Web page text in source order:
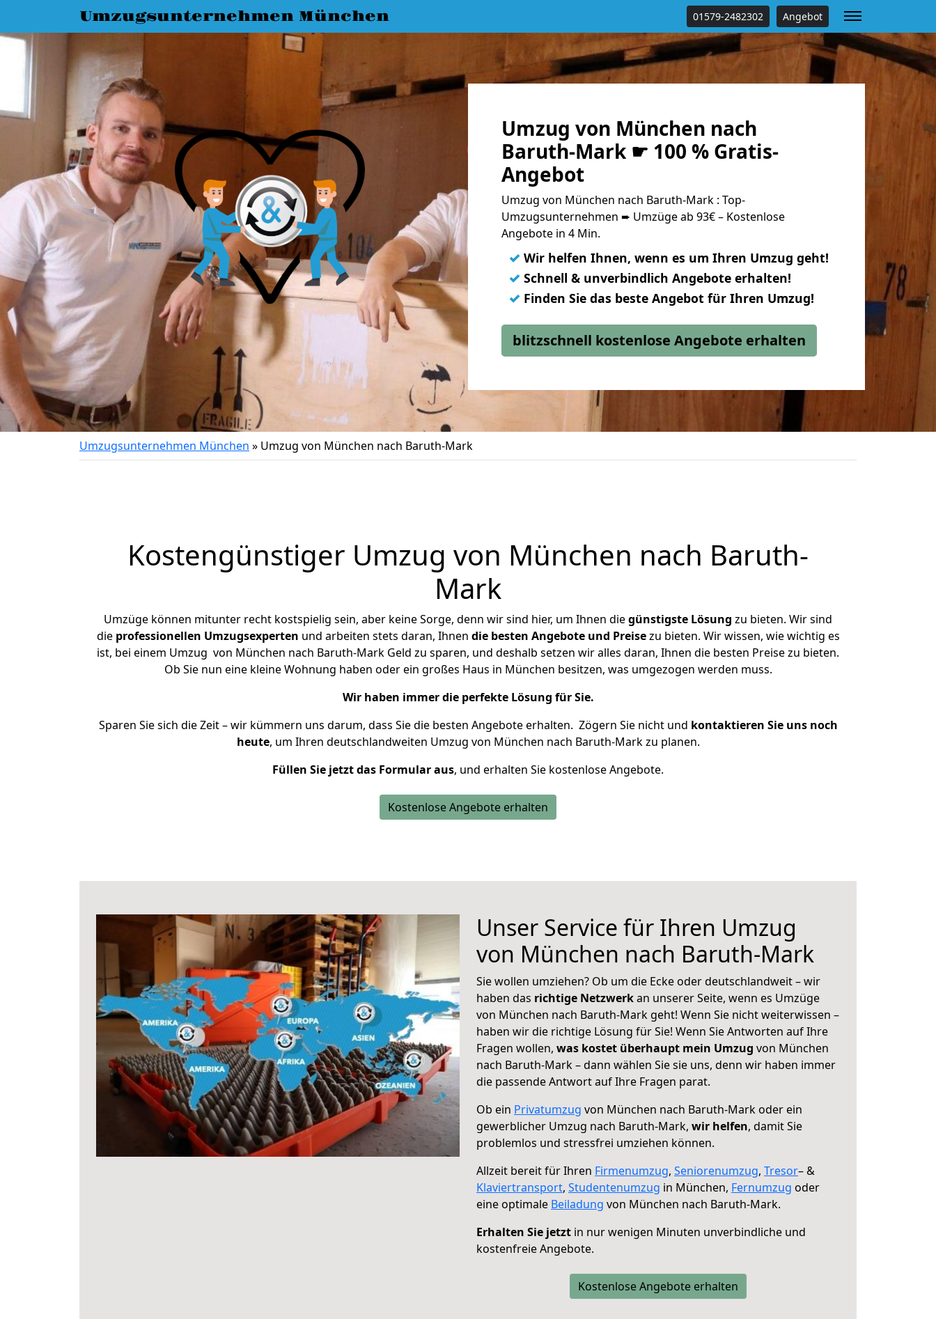
Umzugsunternehmen München 01579-2482302 Angebot
Umzug von München nach
Baruth-Mark ☛ 100 % Gratis-
Angebot
Umzug von München nach Baruth-Mark : Top-
Umzugsunternehmen ➨ Umzüge ab 93€ – Kostenlose
Angebote in 4 Min.
✓ Wir helfen Ihnen, wenn es um Ihren Umzug geht!
✓ Schnell & unverbindlich Angebote erhalten!
✓ Finden Sie das beste Angebot für Ihren Umzug!
blitzschnell kostenlose Angebote erhalten
Umzugsunternehmen München » Umzug von München nach Baruth-Mark
Kostengünstiger Umzug von München nach Baruth-
Mark
Umzüge können mitunter recht kostspielig sein, aber keine Sorge, denn wir sind hier, um Ihnen diegünstigste Lösung zu bieten. Wir sind
die professionellen Umzugsexperten und arbeiten stets daran, Ihnen die besten Angebote und Preisezu bieten. Wir wissen, wie wichtig es
ist, bei einem Umzug von München nach Baruth-Mark Geld zu sparen, und deshalb setzen wir alles daran, Ihnen die besten Preise zu bieten.
Ob Sie nun eine kleine Wohnung haben oder ein großes Haus in München besitzen, was umgezogen werden muss.
Wir haben immer die perfekte Lösung für Sie.
Sparen Sie sich die Zeit – wir kümmern uns darum, dass Sie die besten Angebote erhalten. Zögern Sie nicht und kontaktieren Sie uns noch
heute, um Ihren deutschlandweiten Umzug von München nach Baruth-Mark zu planen.
Füllen Sie jetzt das Formular aus, und erhalten Sie kostenlose Angebote.
Kostenlose Angebote erhalten
Unser Service für Ihren Umzug
von München nach Baruth-Mark
Sie wollen umziehen? Ob um die Ecke oder deutschlandweit – wir
haben das richtige Netzwerkan unserer Seite, wenn es Umzüge
von München nach Baruth-Mark geht! Wenn Sie nicht weiterwissen –
haben wir die richtige Lösung für Sie! Wenn Sie Antworten auf Ihre
Fragen wollen, was kostet überhaupt mein Umzug von München
nach Baruth-Mark – dann wählen Sie sie uns, denn wir haben immer
die passende Antwort auf Ihre Fragen parat.
Ob ein Privatumzug von München nach Baruth-Mark oder ein
gewerblicher Umzug nach Baruth-Mark, wir helfen, damit Sie
problemlos und stressfrei umziehen können.
Allzeit bereit für Ihren Firmenumzug, Seniorenumzug, Tresor– &
Klaviertransport, Studentenumzug in München, Fernumzug oder
eine optimale Beiladung von München nach Baruth-Mark.
Erhalten Sie jetzt in nur wenigen Minuten unverbindliche und
kostenfreie Angebote.
Kostenlose Angebote erhalten